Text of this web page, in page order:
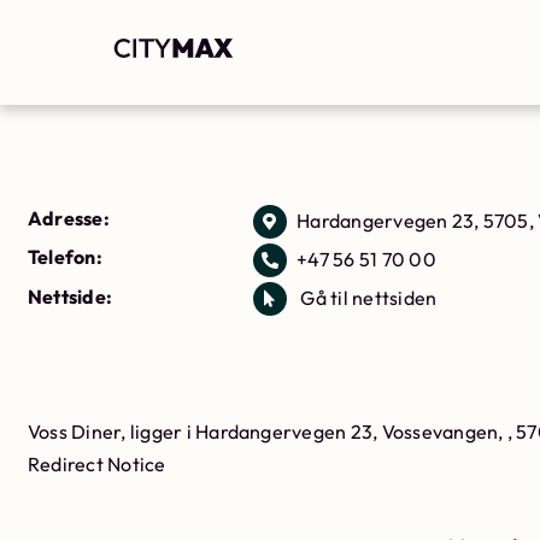
Adresse:
Hardangervegen 23, 5705,
Telefon:
+47 56 51 70 00
Nettside:
Gå til nettsiden
Voss Diner, ligger i Hardangervegen 23, Vossevangen, ,
Redirect Notice